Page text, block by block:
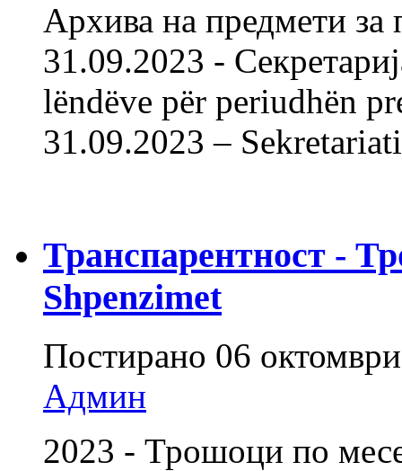
Архива на предмети
31.09.2023 -
lëndëve për periudhën
31.09.2023 –
Транспарентност -
Shpenzimet
Постирано 06
Админ
2023 - Трошоци по